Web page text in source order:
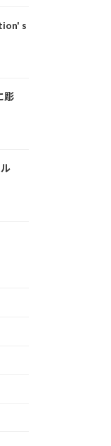
s
彫
ル